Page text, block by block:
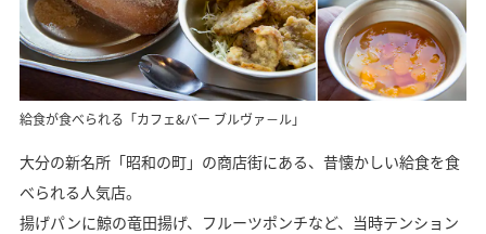
給食が食べられる「カフェ&バー ブルヴァ－ル」
大分の新名所「昭和の町」の商店街にある、昔懐かしい給食を食
べられる人気店。
揚げパンに鯨の竜田揚げ、フルーツポンチなど、当時テンション